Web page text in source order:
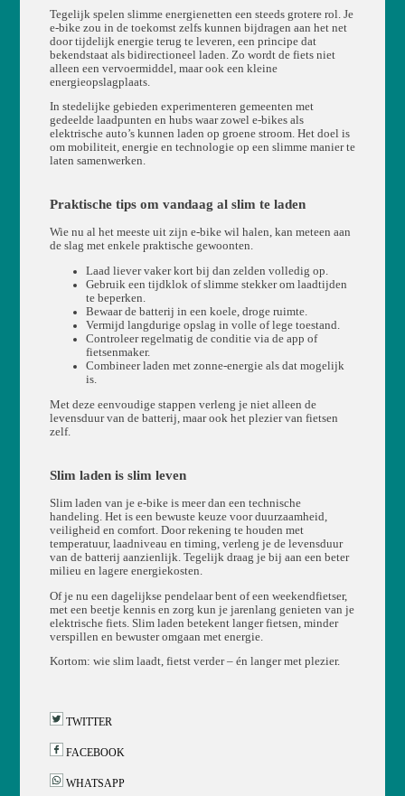
Tegelijk spelen slimme energienetten een steeds grotere rol. Je
e-bike zou in de toekomst zelfs kunnen bijdragen aan het net
door tijdelijk energie terug te leveren, een principe dat
bekendstaat als bidirectioneel laden. Zo wordt de fiets niet
alleen een vervoermiddel, maar ook een kleine
energieopslagplaats.
In stedelijke gebieden experimenteren gemeenten met
gedeelde laadpunten en hubs waar zowel e-bikes als
elektrische auto’s kunnen laden op groene stroom. Het doel is
om mobiliteit, energie en technologie op een slimme manier te
laten samenwerken.
Praktische tips om vandaag al slim te laden
Wie nu al het meeste uit zijn e-bike wil halen, kan meteen aan
de slag met enkele praktische gewoonten.
Laad liever vaker kort bij dan zelden volledig op.
Gebruik een tijdklok of slimme stekker om laadtijden
te beperken.
Bewaar de batterij in een koele, droge ruimte.
Vermijd langdurige opslag in volle of lege toestand.
Controleer regelmatig de conditie via de app of
fietsenmaker.
Combineer laden met zonne-energie als dat mogelijk
is.
Met deze eenvoudige stappen verleng je niet alleen de
levensduur van de batterij, maar ook het plezier van fietsen
zelf.
Slim laden is slim leven
Slim laden van je e-bike is meer dan een technische
handeling. Het is een bewuste keuze voor duurzaamheid,
veiligheid en comfort. Door rekening te houden met
temperatuur, laadniveau en timing, verleng je de levensduur
van de batterij aanzienlijk. Tegelijk draag je bij aan een beter
milieu en lagere energiekosten.
Of je nu een dagelijkse pendelaar bent of een weekendfietser,
met een beetje kennis en zorg kun je jarenlang genieten van je
elektrische fiets. Slim laden betekent langer fietsen, minder
verspillen en bewuster omgaan met energie.
Kortom: wie slim laadt, fietst verder – én langer met plezier.
TWITTER
FACEBOOK
WHATSAPP